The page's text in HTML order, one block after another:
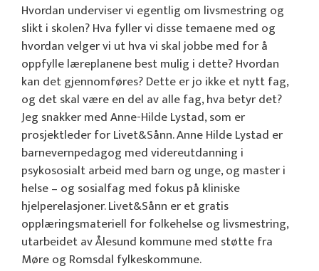
Hvordan underviser vi egentlig om livsmestring og
slikt i skolen? Hva fyller vi disse temaene med og
hvordan velger vi ut hva vi skal jobbe med for å
oppfylle læreplanene best mulig i dette? Hvordan
kan det gjennomføres? Dette er jo ikke et nytt fag,
og det skal være en del av alle fag, hva betyr det?
Jeg snakker med Anne-Hilde Lystad, som er
prosjektleder for Livet&Sånn. Anne Hilde Lystad er
barnevernpedagog med videreutdanning i
psykososialt arbeid med barn og unge, og master i
helse – og sosialfag med fokus på kliniske
hjelperelasjoner. Livet&Sånn er et gratis
opplæringsmateriell for folkehelse og livsmestring,
utarbeidet av Ålesund kommune med støtte fra
Møre og Romsdal fylkeskommune.